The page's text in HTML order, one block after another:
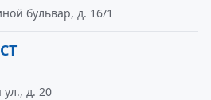
бульвар, д. 16/1
ул., д. 20